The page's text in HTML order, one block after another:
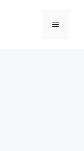
Menu